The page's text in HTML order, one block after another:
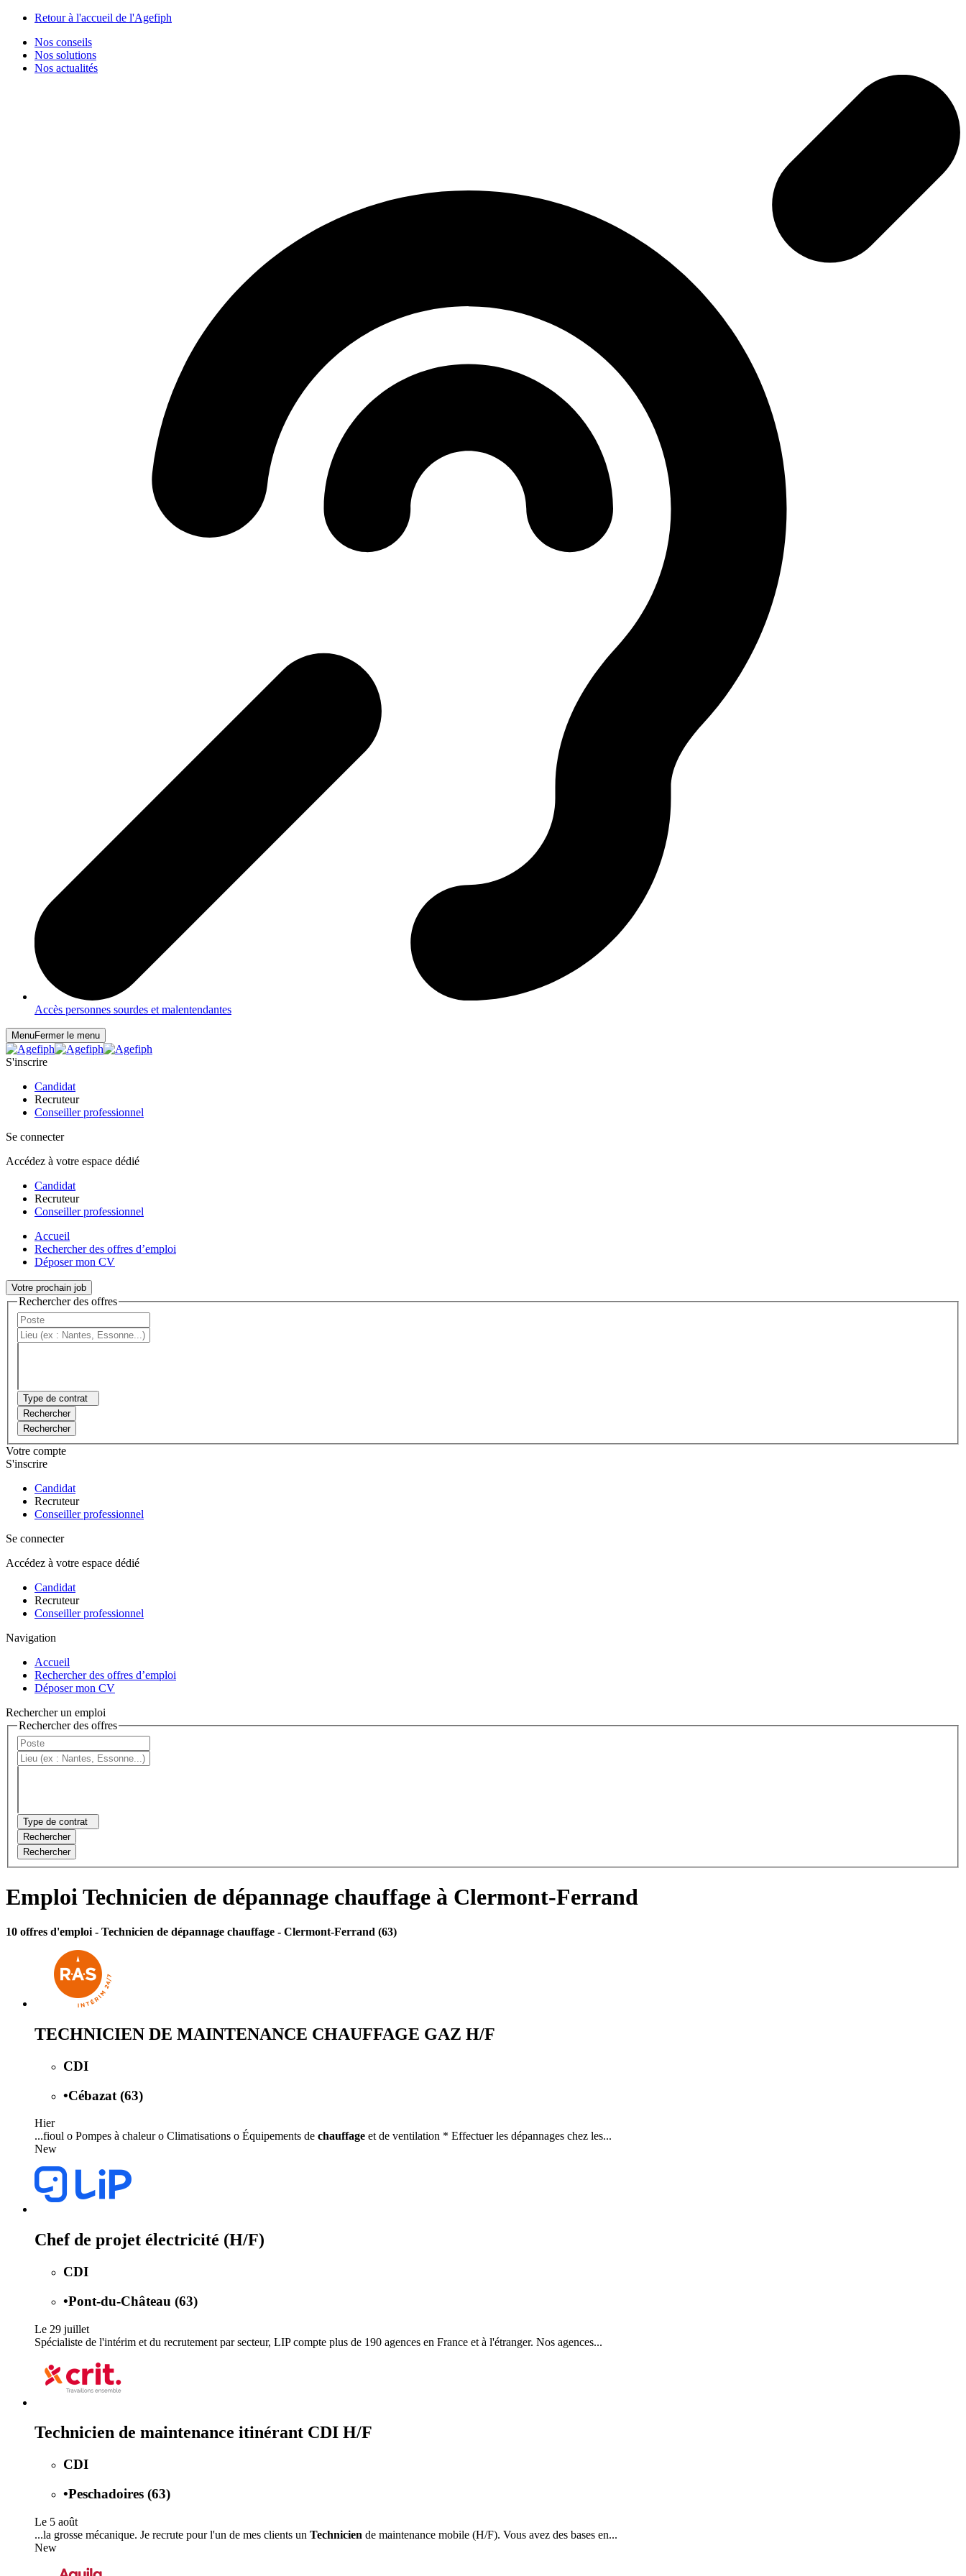
Retour à l'accueil de l'Agefiph
Nos conseils
Nos solutions
Nos actualités
Accès personnes sourdes et malentendantes
MenuFermer le menu
S'inscrire
Candidat
Recruteur
Conseiller professionnel
Se connecter
Accédez à votre espace dédié
Candidat
Recruteur
Conseiller professionnel
Accueil
Rechercher des offres d’emploi
Déposer mon CV
Votre prochain job
Rechercher des offres
Type de contrat
Rechercher
Rechercher
Votre compte
S'inscrire
Candidat
Recruteur
Conseiller professionnel
Se connecter
Accédez à votre espace dédié
Candidat
Recruteur
Conseiller professionnel
Navigation
Accueil
Rechercher des offres d’emploi
Déposer mon CV
Rechercher un emploi
Rechercher des offres
Type de contrat
Rechercher
Rechercher
Emploi Technicien de dépannage chauffage à Clermont-Ferrand
10 offres d'emploi - Technicien de dépannage chauffage - Clermont-Ferrand (63)
TECHNICIEN DE MAINTENANCE CHAUFFAGE GAZ H/F
CDI
•Cébazat (63)
Hier
...fioul o Pompes à chaleur o Climatisations o Équipements de chauffage et de ventilation * Effectuer les dépannages chez les...
New
Chef de projet électricité (H/F)
CDI
•Pont-du-Château (63)
Le 29 juillet
Spécialiste de l'intérim et du recrutement par secteur, LIP compte plus de 190 agences en France et à l'étranger. Nos agences...
Technicien de maintenance itinérant CDI H/F
CDI
•Peschadoires (63)
Le 5 août
...la grosse mécanique. Je recrute pour l'un de mes clients un Technicien de maintenance mobile (H/F). Vous avez des bases en...
New